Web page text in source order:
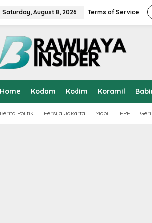
Saturday, August 8, 2026 Terms of Service
Home Kodam Kodim Koramil
Berita Politik Persija Jakarta Mobil PPP